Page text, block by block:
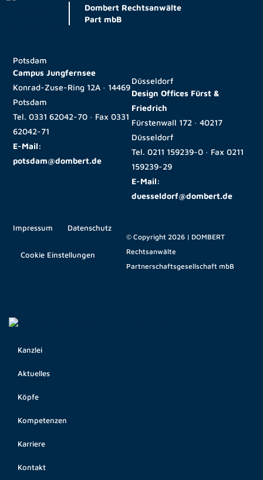
Dombert Rechtsanwälte
Part mbB
Potsdam
Campus Jungfernsee
Konrad-Zuse-Ring 12A · 14469
Potsdam
Tel.0331 62042-70 · Fax0331
62042-71
E-Mail:
potsdam@dombert.de
Düsseldorf
Design Offices Fürst &
Friedrich
Fürstenwall 172 · 40217
Düsseldorf
Tel. 0211 159239-0 · Fax 0211
159239-29
E-Mail:
duesseldorf@dombert.de
Impressum Datenschutz
Cookie Einstellungen
© Copyright 2026 | DOMBERT
Rechtsanwälte
Partnerschaftsgesellschaft mbB
Kanzlei
Aktuelles
Köpfe
Kompetenzen
Karriere
Kontakt